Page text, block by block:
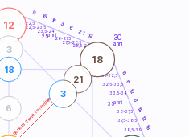
generazione femminile
30
anni
21-22,5
22,5-23,5
23,5-24
26-27,5
27,5-28,5
28,5-29
31-32,5
32,5-33,5
33,5-34
36-37,5
37,5-38,5
38,5-39
9
15
18 3
6
21
12
6
6
12
6
18
12
18
12
18
3
18
6
21
3
25anni
35anni